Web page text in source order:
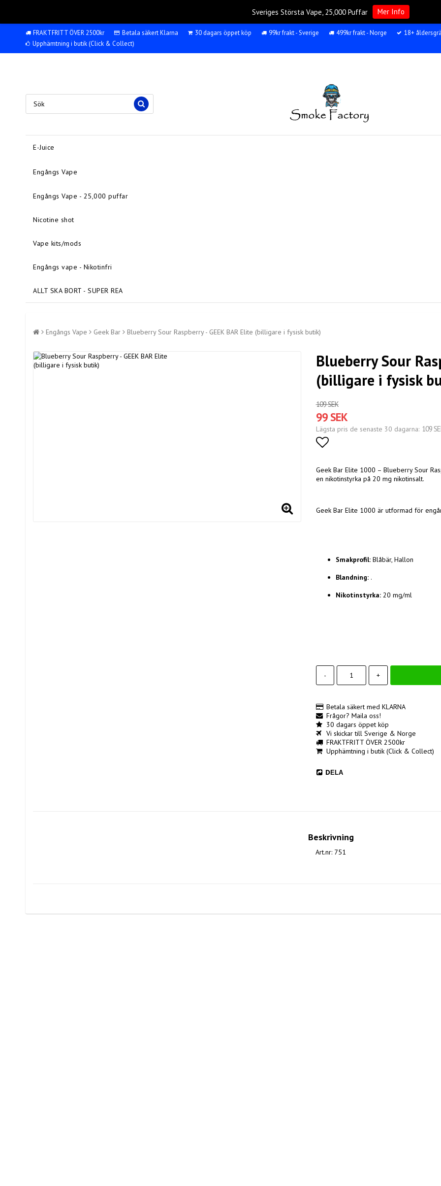
FRAKTFRITT ÖVER 2500kr Betala säkert Klarna 30 dagars öppet köp 99kr frakt - Sverige 499kr frakt - Norge
18+
Upphämtning i butik (Click & Collect)
E-Juice
Engångs Vape
Engångs Vape - 25,000 puffar
Nicotine shot
Vape kits/mods
Engångs vape - Nikotinfri
ALLT SKA BORT - SUPER REA
Engångs Vape Geek Bar Blueberry Sour Raspberry - GEEK BAR Elite (billigare i fysisk butik)
Blueberry Sour
(billigare i fysisk
109 SEK
99 SEK
Lägsta pris de senaste 30 dagarna 109
Geek Bar Elite 1000 – Blueberry Sour
en nikotinstyrka på 20 mg nikotinsalt.
Geek Bar Elite 1000 är utformad för
Smakprofil: Blåbär, Hallon
Blandning: .
Nikotinstyrka: 20 mg/ml
- +
Betala säkert med KLARNA
Frågor? Maila oss!
30 dagars öppet köp
Vi skickar till Sverige & Norge
FRAKTFRITT ÖVER 2500kr
Upphämtning i butik (Click & Collect)
DELA
Beskrivning
Art.nr: 751
Sveriges Största Vape, 25,000 Puffar Mer Info